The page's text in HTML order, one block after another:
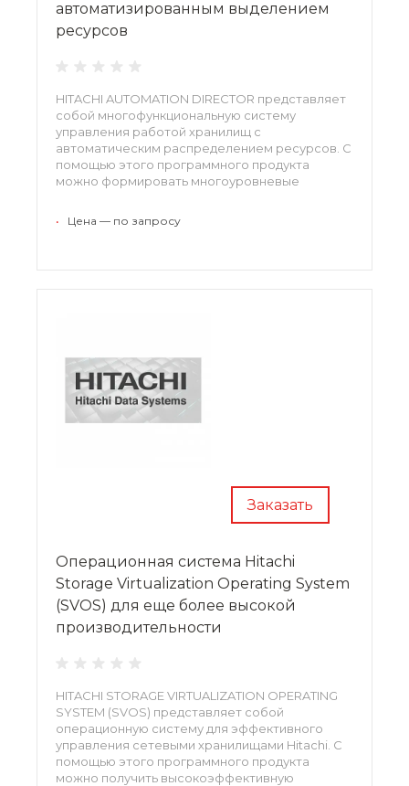
автоматизированным выделением
ресурсов
HITACHI AUTOMATION DIRECTOR представляет
собой многофункциональную систему
управления работой хранилищ с
автоматическим распределением ресурсов. С
помощью этого программного продукта
можно формировать многоуровневые
приоритетность и контролируя
• Цена — по запросу
Заказать
Операционная система Hitachi
Storage Virtualization Operating System
(SVOS) для еще более высокой
производительности
HITACHI STORAGE VIRTUALIZATION OPERATING
SYSTEM (SVOS) представляет собой
операционную систему для эффективного
управления сетевыми хранилищами Hitachi. С
помощью этого программного продукта
можно получить высокоэффективную